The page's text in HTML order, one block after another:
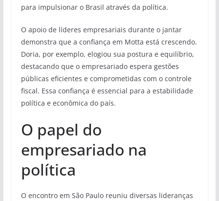
para impulsionar o Brasil através da política.
O apoio de líderes empresariais durante o jantar
demonstra que a confiança em Motta está crescendo.
Doria, por exemplo, elogiou sua postura e equilíbrio,
destacando que o empresariado espera gestões
públicas eficientes e comprometidas com o controle
fiscal. Essa confiança é essencial para a estabilidade
política e econômica do país.
O papel do
empresariado na
política
O encontro em São Paulo reuniu diversas lideranças